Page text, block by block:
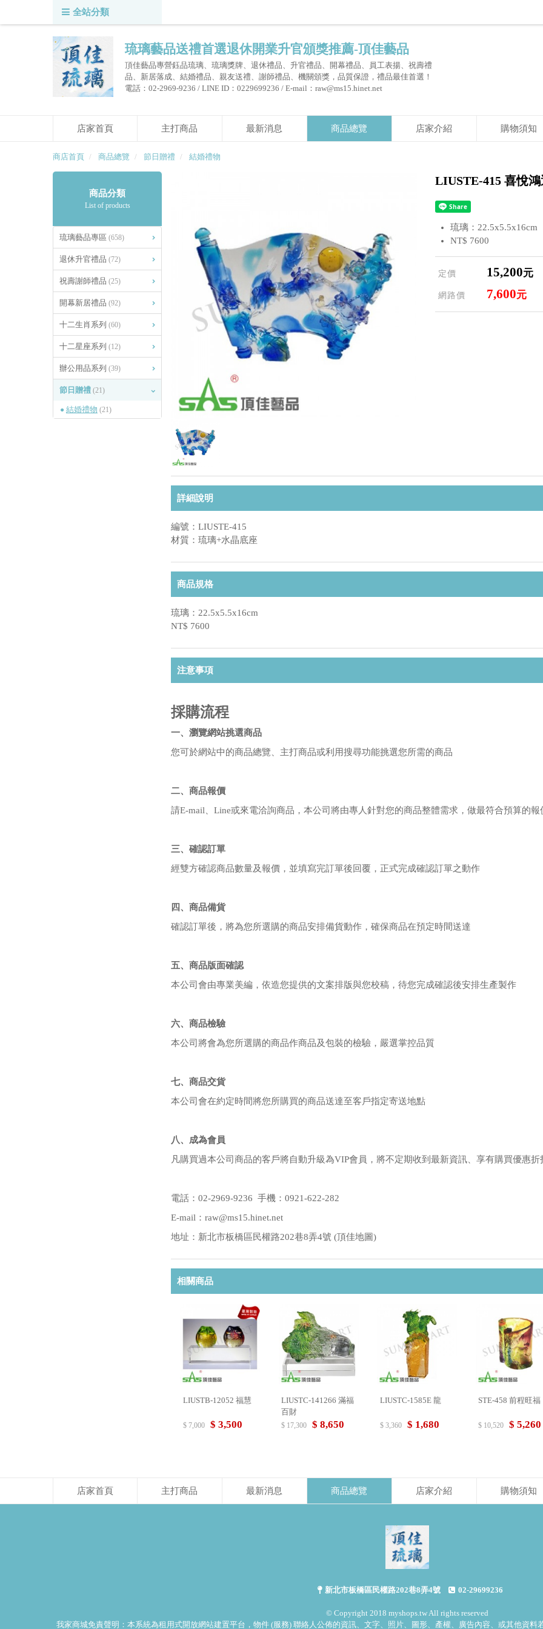
全站分類
琉璃藝品送禮首選退休開業升官頒獎推薦-頂佳藝品
頂佳藝品專營鈺品琉璃、琉璃獎牌、退休禮品、升官禮品、開幕禮品、員工表揚、祝壽禮
品、新居落成、結婚禮品、親友送禮、謝師禮品、機關頒獎，品質保證，禮品最佳首選！
電話：02-2969-9236 / LINE ID：0229699236 / E-mail：raw@ms15.hinet.net
店家首頁 主打商品 最新消息 商品總覽 店家介紹 購物須知
商店首頁 商品總覽 節日贈禮 結婚禮物
商品分類
List of products
琉璃藝品專區 (658)
退休升官禮品 (72)
祝壽謝師禮品 (25)
開幕新居禮品 (92)
十二生肖系列 (60)
十二星座系列 (12)
辦公用品系列 (39)
節日贈禮 (21)
結婚禮物 (21)
LIUSTE-415 喜悅
琉璃：22.5x5.5x16cm
NT$ 7600
定價 15,200元
網路價 7,600元
詳細說明
編號：LIUSTE-415
材質：琉璃+水晶底座
商品規格
琉璃：22.5x5.5x16cm
NT$ 7600
注意事項
採購流程
一、瀏覽網站挑選商品
您可於網站中的商品總覽、主打商品或利用搜尋功能挑選您所需的商品
二、商品報價
請E-mail、Line或來電洽詢商品，本公司將由專人針對您的商品整體需求，做最符合預算的報
三、確認訂單
經雙方確認商品數量及報價，並填寫完訂單後回覆，正式完成確認訂單之動作
四、商品備貨
確認訂單後，將為您所選購的商品安排備貨動作，確保商品在預定時間送達
五、商品版面確認
本公司會由專業美編，依造您提供的文案排版與您校稿，待您完成確認後安排生產製作
六、商品檢驗
本公司將會為您所選購的商品作商品及包裝的檢驗，嚴選掌控品質
七、商品交貨
本公司會在約定時間將您所購買的商品送達至客戶指定寄送地點
八、成為會員
凡購買過本公司商品的客戶將自動升級為VIP會員，將不定期收到最新資訊、享有購買優惠折
電話：02-2969-9236 手機：0921-622-282
E-mail：raw@ms15.hinet.net
地址：新北市板橋區民權路202巷8弄4號 (頂佳地圖)
相關商品
LIUSTB-12052 福慧
$ 7,000 $ 3,500
LIUSTC-141266 滿福
百財
$ 17,300 $ 8,650
LIUSTC-1585E 龍
$ 3,360 $ 1,680
STE-458 前程旺福
$ 10,520 $ 5,260
店家首頁 主打商品 最新消息 商品總覽 店家介紹 購物須知
新北市板橋區民權路202巷8弄4號 02-29699236
© Copyright 2018 myshops.tw All rights reserved
我家商城免責聲明：本系統為租用式開放網站建置平台，物件 (服務) 聯絡人公佈的資訊、文字、照片、圖形、產權、廣告內容、或其他資